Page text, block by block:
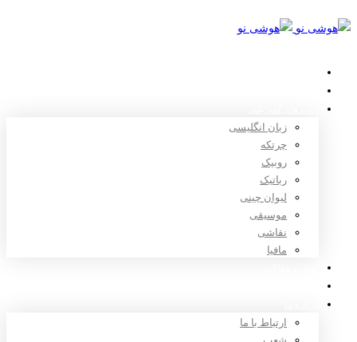
زبان انگلیسی
چرتکه
روبیک
رباتیک
لیوان چینی
موسیقی
نقاشی
مافیا
ارتباط با ما